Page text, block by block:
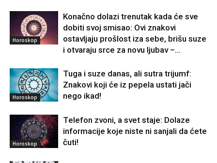
Horoskop
Konačno dolazi trenutak kada će sve
dobiti svoj smisao: Ovi znakovi
ostavljaju prošlost iza sebe, brišu suze
i otvaraju srce za novu ljubav –...
Horoskop
Tuga i suze danas, ali sutra trijumf:
Znakovi koji će iz pepela ustati jači
nego ikad!
Horoskop
Telefon zvoni, a svet staje: Dolaze
informacije koje niste ni sanjali da ćete
čuti!